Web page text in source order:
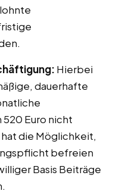
Hierbei
dauerhafte
Euro nicht
die Möglichkeit,
befreien
Basis Beiträge